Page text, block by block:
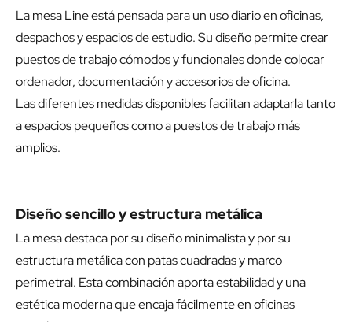
La mesa Line está pensada para un uso diario en oficinas,
despachos y espacios de estudio. Su diseño permite crear
puestos de trabajo cómodos y funcionales donde colocar
ordenador, documentación y accesorios de oficina.
Las diferentes medidas disponibles facilitan adaptarla tanto
a espacios pequeños como a puestos de trabajo más
amplios.
Diseño sencillo y estructura metálica
La mesa destaca por su diseño minimalista y por su
estructura metálica con patas cuadradas y marco
perimetral. Esta combinación aporta estabilidad y una
estética moderna que encaja fácilmente en oficinas